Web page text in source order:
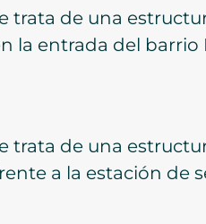
trata de una
la entrada del
trata de una
a la estación de